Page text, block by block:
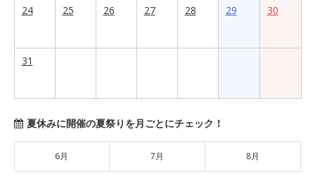
24 25 26 27 28 29 30
31
夏休みに開催の夏祭りを月ごとにチェック！
6月 7月 8月